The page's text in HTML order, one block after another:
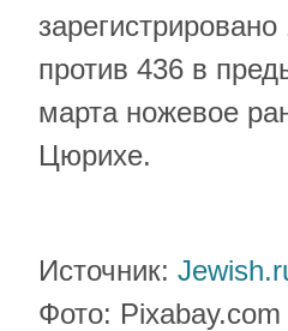
против 436 в
марта ножевое
Цюрихе.
Источник:
Фото: Pixabay.com